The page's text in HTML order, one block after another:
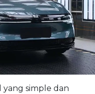
yang simple dan